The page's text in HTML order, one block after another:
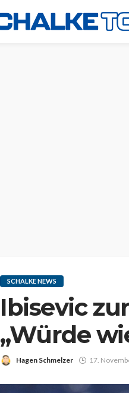
SCHALKE NEWS
Ibisevic
„Würde
Hagen Schmelzer 17.